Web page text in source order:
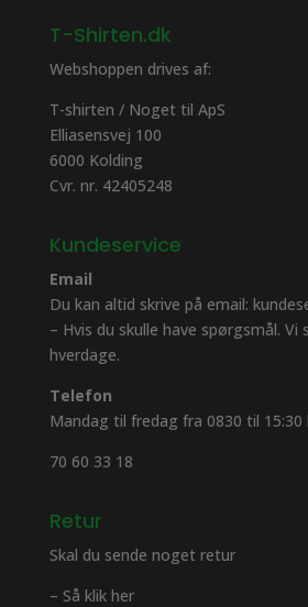
T-Shirten.dk
Webshoppen drives af:
T-shirten / Noget til ApS
Elliasensvej 100
6000 Kolding
Cvr. nr. 42405248
Kundeservice
Email
Du kan altid skrive på email:
– Hvis du skulle have spørgsmål. Vi
hverdage.
Telefon
Mandag til fredag fra 0830 til 15:30
70 60 33 18
Retur
Skal du sende noget retur
– Så klik her